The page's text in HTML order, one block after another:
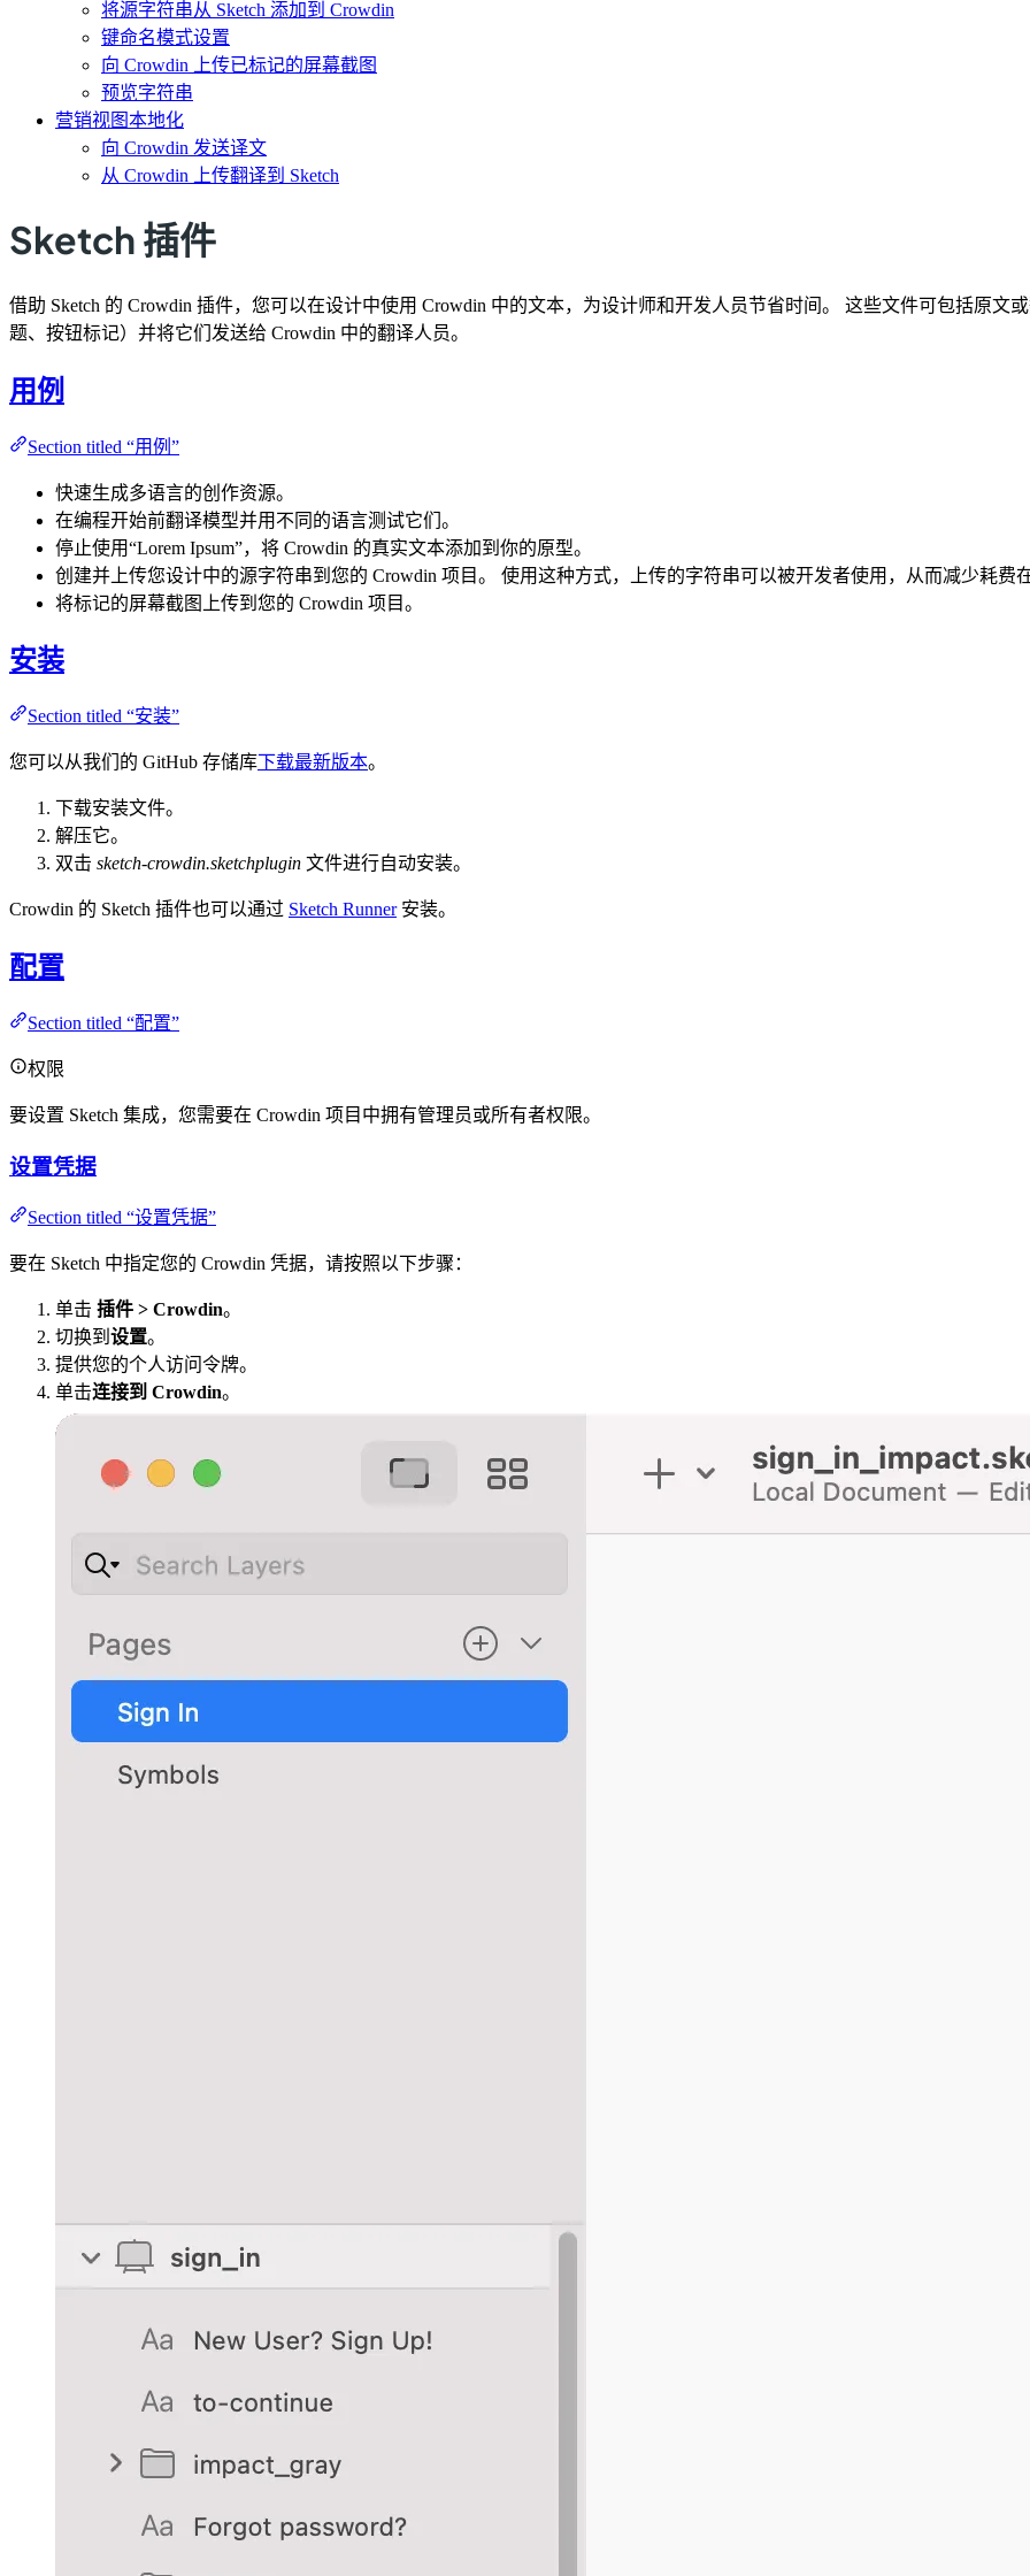
将源字符串从 Sketch 添加到 Crowdin
键命名模式设置
向 Crowdin 上传已标记的屏幕截图
预览字符串
营销视图本地化
向 Crowdin 发送译文
从 Crowdin 上传翻译到 Sketch
Sketch 插件
借助 Sketch 的 Crowdin 插件，您可以在设计中使用 Crowdin 中的文本，为设计师和开发人员节省时间。 这些文件可包括原
题、按钮标记）并将它们发送给 Crowdin 中的翻译人员。
用例
Section titled “用例”
快速生成多语言的创作资源。
在编程开始前翻译模型并用不同的语言测试它们。
停止使用“Lorem Ipsum”，将 Crowdin 的真实文本添加到你的原型。
创建并上传您设计中的源字符串到您的 Crowdin 项目。 使用这种方式，上传的字符串可以被开发者使用，从而减少耗费
将标记的屏幕截图上传到您的 Crowdin 项目。
安装
Section titled “安装”
您可以从我们的 GitHub 存储库下载最新版本。
下载安装文件。
解压它。
双击 sketch-crowdin.sketchplugin 文件进行自动安装。
Crowdin 的 Sketch 插件也可以通过 Sketch Runner安装。
配置
Section titled “配置”
权限
要设置 Sketch 集成，您需要在 Crowdin 项目中拥有管理员或所有者权限。
设置凭据
Section titled “设置凭据”
要在 Sketch 中指定您的 Crowdin 凭据，请按照以下步骤：
单击 插件 > Crowdin。
切换到 设置。
提供您的个人访问令牌。
单击连接到 Crowdin。